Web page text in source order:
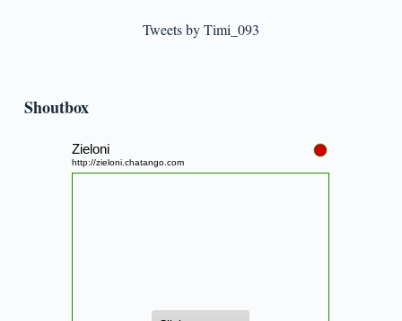
Tweets by Timi_093
Shoutbox